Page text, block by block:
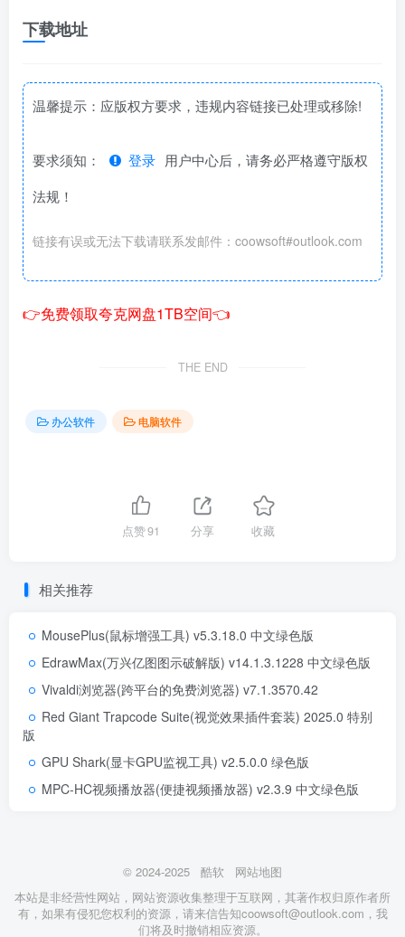
下载地址
温馨提示：应版权方要求，违规内容链接已处理或移除!
要求须知： 登录 用户中心后，请务必严格遵守版权
法规！
链接有误或无法下载请联系发邮件：coowsoft#outlook.com
👉免费领取夸克网盘1TB空间👈
THE END
办公软件 电脑软件
点赞91 分享 收藏
相关推荐
MousePlus(鼠标增强工具) v5.3.18.0 中文绿色版
EdrawMax(万兴亿图图示破解版) v14.1.3.1228 中文绿色版
Vivaldi浏览器(跨平台的免费浏览器) v7.1.3570.42
Red Giant Trapcode Suite(视觉效果插件套装) 2025.0 特别
版
GPU Shark(显卡GPU监视工具) v2.5.0.0 绿色版
MPC-HC视频播放器(便捷视频播放器) v2.3.9 中文绿色版
© 2024-2025 酷软
网站地图
本站是非经营性网站，网站资源收集整理于互联网，其著作权归原作者所
有，如果有侵犯您权利的资源，请来信告知coowsoft@outlook.com，我
们将及时撤销相应资源。